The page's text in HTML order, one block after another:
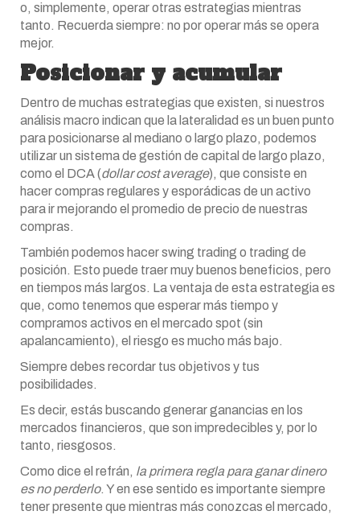
o, simplemente, operar otras estrategias mientras
tanto. Recuerda siempre: no por operar más se opera
mejor.
Posicionar y acumular
Dentro de muchas estrategias que existen, si nuestros
análisis macro indican que la lateralidad es un buen punto
para posicionarse al mediano o largo plazo, podemos
utilizar un sistema de gestión de capital de largo plazo,
como el DCA (dollar cost average), que consiste en
hacer compras regulares y esporádicas de un activo
para ir mejorando el promedio de precio de nuestras
compras.
También podemos hacer swing trading o trading de
posición. Esto puede traer muy buenos beneficios, pero
en tiempos más largos. La ventaja de esta estrategia es
que, como tenemos que esperar más tiempo y
compramos activos en el mercado spot (sin
apalancamiento), el riesgo es mucho más bajo.
Siempre debes recordar tus objetivos y tus
posibilidades.
Es decir, estás buscando generar ganancias en los
mercados financieros, que son impredecibles y, por lo
tanto, riesgosos.
Como dice el refrán, la primera regla para ganar dinero
es no perderlo. Y en ese sentido es importante siempre
tener presente que mientras más conozcas el mercado,